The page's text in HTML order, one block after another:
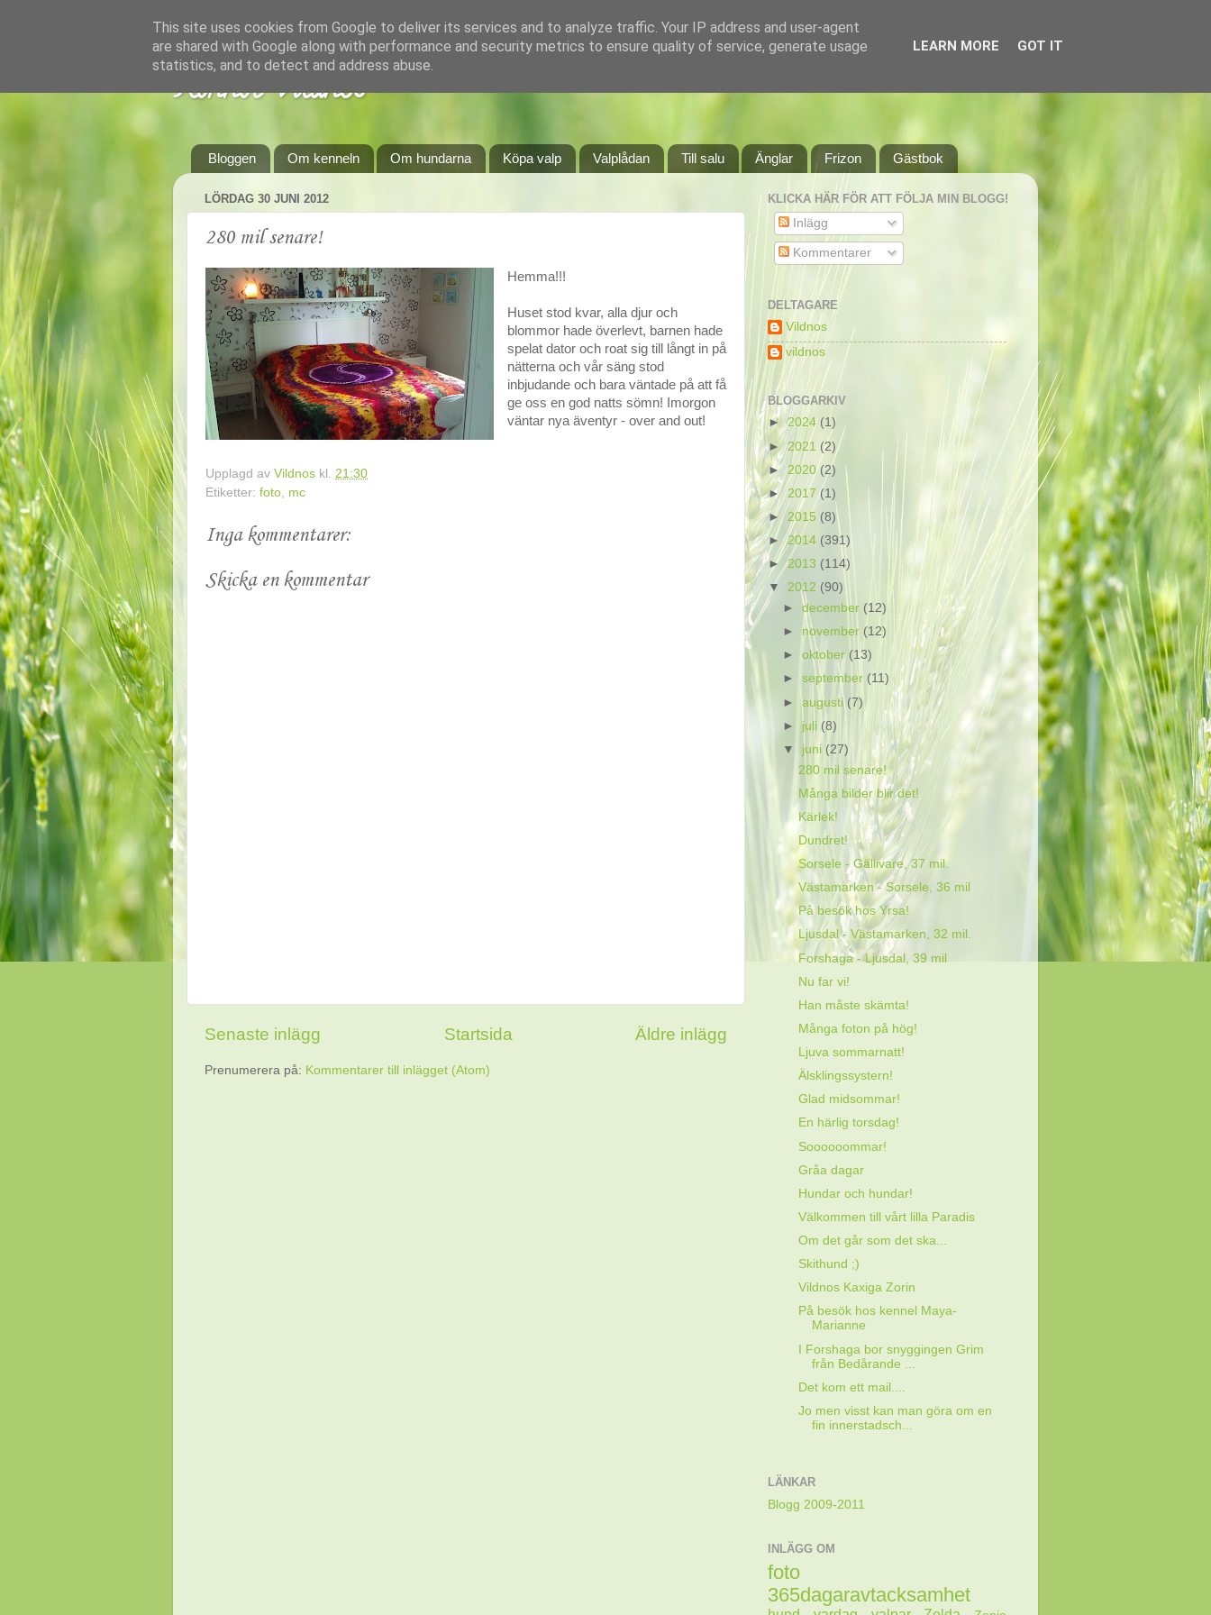
Kennel Vildnos
Bloggen Om kenneln Om hundarna Köpa valp Valplådan Till salu Änglar Frizon Gästbok
LÖRDAG 30 JUNI 2012
280 mil senare!
Hemma!!!
Huset stod kvar, alla djur och
blommor hade överlevt, barnen hade
spelat dator och roat sig till långt in på
nätterna och vår säng stod
inbjudande och bara väntade på att få
ge oss en god natts sömn! Imorgon
väntar nya äventyr - over and out!
Upplagd av Vildnos kl. 21:30
Etiketter: foto mc
Inga kommentarer:
Skicka en kommentar
Senaste inlägg Äldre inlägg
Startsida
Prenumerera på: Kommentarer till inlägget (Atom)
KLICKA HÄR FÖR ATT FÖLJA MIN BLOGG!
Inlägg
Kommentarer
DELTAGARE
Vildnos
vildnos
BLOGGARKIV
►2024 (1)
►2021 (2)
► 2020 (2)
► 2017(1)
► 2015 (8)
►2014 (391)
►2013 (114)
▼ 2012 (90)
►december (12)
► november (12)
►oktober (13)
►september (11)
►augusti (7)
►juli (8)
▼ juni (27)
280 mil senare!
Många bilder blir det!
Kärlek!
Dundret!
Sorsele - Gällivare, 37 mil.
Västamarken - Sorsele, 36 mil
På besök hos Yrsa!
Ljusdal - Västamarken, 32 mil.
Forshaga - Ljusdal, 39 mil
Nu far vi!
Han måste skämta!
Många foton på hög!
Ljuva sommarnatt!
Älsklingssystern!
Glad midsommar!
En härlig torsdag!
Soooooommar!
Gråa dagar
Hundar och hundar!
Välkommen till vårt lilla Paradis
Om det går som det ska...
Skithund ;)
Vildnos Kaxiga Zorin
På besök hos kennel Maya-
Marianne
I Forshaga bor snyggingen Grim
från Bedårande ...
Det kom ett mail....
Jo men visst kan man göra om en
fin innerstadsch...
LÄNKAR
Blogg 2009-2011
INLÄGG OM
foto
365dagaravtacksamhet
This site uses cookies from Google to deliver its services and to analyze traffic. Your IP address and user-agent
are shared with Google along with performance and security metrics to ensure quality of service, generate usage
statistics, and to detect and address abuse.
LEARN MORE GOT IT